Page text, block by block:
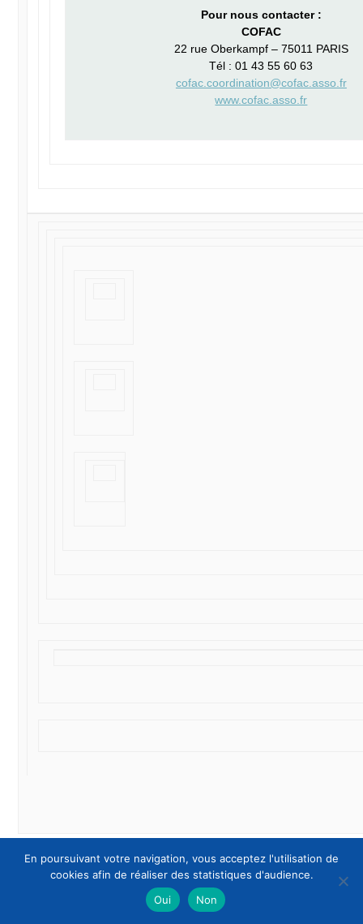
Pour nous contacter :
COFAC
22 rue Oberkampf – 75011 PARIS
Tél : 01 43 55 60 63
cofac.coordination@cofac.asso.fr
www.cofac.asso.fr
Partagez
Partager
En poursuivant votre navigation, vous acceptez l'utilisation de
cookies afin de réaliser des statistiques d'audience.
Oui
Non